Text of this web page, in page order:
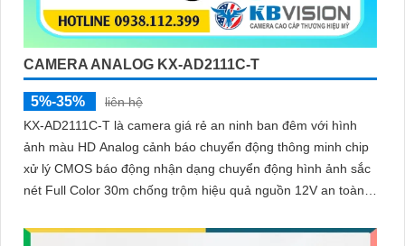
CAMERA ANALOG KX-AD2111C-T
5%-35%
liên hệ
KX-AD2111C-T là camera giá rẻ an ninh ban đêm với hình
ảnh màu HD Analog cảnh báo chuyển động thông minh chip
xử lý CMOS báo động nhận dạng chuyển động hình ảnh sắc
nét Full Color 30m chống trộm hiệu quả nguồn 12V an toàn
6mm và đầu ghi chức năng xem ban đêm màu